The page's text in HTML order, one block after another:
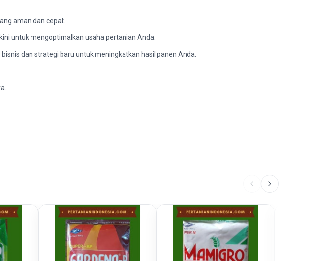
aman dan cepat.
untuk mengoptimalkan usaha pertanian Anda.
dan strategi baru untuk meningkatkan hasil panen Anda.